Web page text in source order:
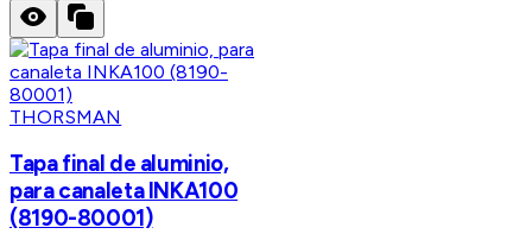
THORSMAN
Tapa final de aluminio,
para canaleta INKA100
(8190-80001)